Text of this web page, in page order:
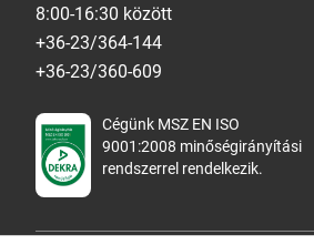
8:00-16:30 között
+36-23/364-144
+36-23/360-609
Cégünk MSZ EN ISO
9001:2008 minőségirányítási
rendszerrel rendelkezik.